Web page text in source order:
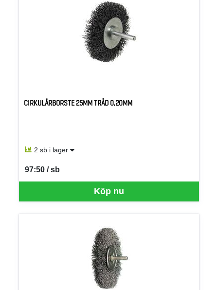
CIRKULÄRBORSTE 25MM TRÅD 0,20MM
2 sb i lager
Köp nu
97:50 / sb
SEK per SB